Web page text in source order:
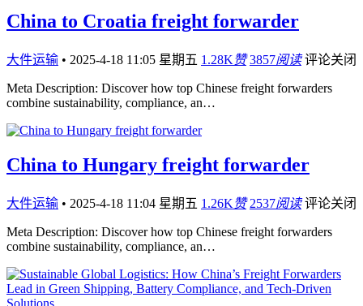
China to Croatia freight forwarder
大件运输 • 2025-4-18 11:05 星期五 1.28K赞 3857阅读 评论关闭
Meta Description: Discover how top Chinese freight forwarders
combine sustainability, compliance, an…
China to Hungary freight forwarder
大件运输 • 2025-4-18 11:04 星期五 1.26K赞 2537阅读 评论关闭
Meta Description: Discover how top Chinese freight forwarders
combine sustainability, compliance, an…